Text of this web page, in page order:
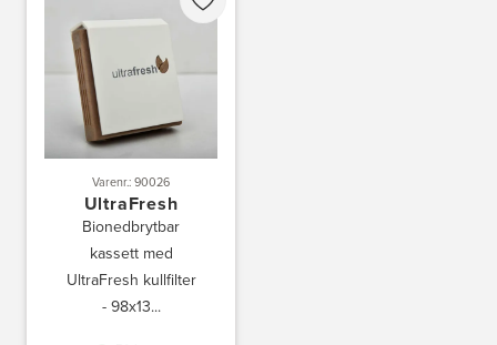
Varenr.: 90026
UltraFresh
Bionedbrytbar
kassett med
UltraFresh kullfilter
- 98x13...